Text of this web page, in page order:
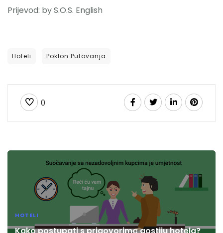
Prijevod: by S.O.S. English
Hoteli Poklon Putovanja
0
HOTELI
Kako postupati s prigovorima gostiju hotela?